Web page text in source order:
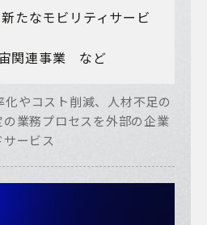
たなモビリティサービ
関連事業 など
やコスト削減、人材不足の
業務プロセスを外部の企業
ービス